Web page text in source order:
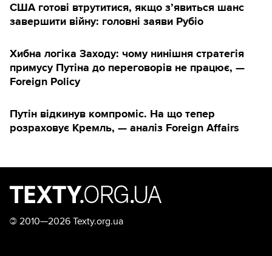
США готові втрутитися, якщо з’явиться шанс
завершити війну: головні заяви Рубіо
Хибна логіка Заходу: чому нинішня стратегія
примусу Путіна до переговорів не працює, —
Foreign Policy
Путін відкинув компроміс. На що тепер
розраховує Кремль, — аналіз Foreign Affairs
© 2010—2026 Texty.org.ua